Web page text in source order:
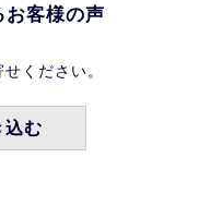
お客様の声
ください。
込む